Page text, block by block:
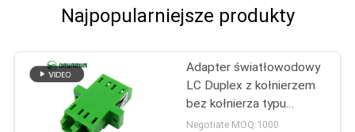
Najpopularniejsze produkty
Adapter światłowodowy
LC Duplex z kołnierzem
bez kołnierza typu
jednoczęściowego
Negotiate MOQ:1000